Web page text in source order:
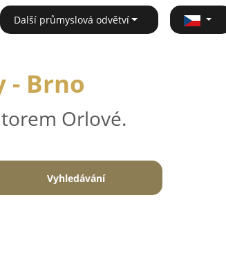
Další průmyslová odvětví
- Brno
Orlové.
Vyhledávání